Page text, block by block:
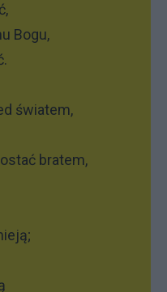
Bogu,
światem,
bratem,